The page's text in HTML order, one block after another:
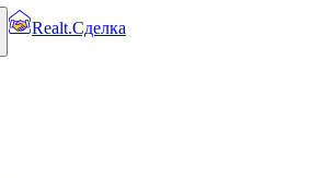
Realt.Сделка